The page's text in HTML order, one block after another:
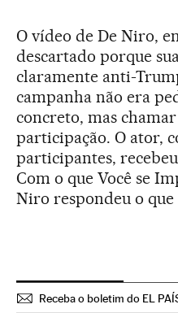
O vídeo de De Niro,
descartado porque
claramente anti-
campanha não era
concreto, mas
participação. O ator,
participantes,
Com o que Você se
Niro respondeu o
Receba o boletim do EL